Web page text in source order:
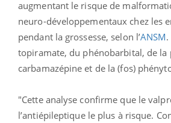
augmentant le risque de
neuro-développementaux chez les
pendant la grossesse, selon l’ANSM
topiramate, du phénobarbital, de la
carbamazépine et de la (fos)
"Cette analyse confirme que le
l’antiépileptique le plus à risque.